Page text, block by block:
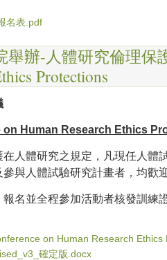
名表.pdf
舉辦-人體研究倫理保
Protections
on Human Research Ethics
人體研究之規定，凡現任人體
與人體試驗研究計畫者，均歡
名並全程參加活動者核發訓練
on Human Research
確定版.docx